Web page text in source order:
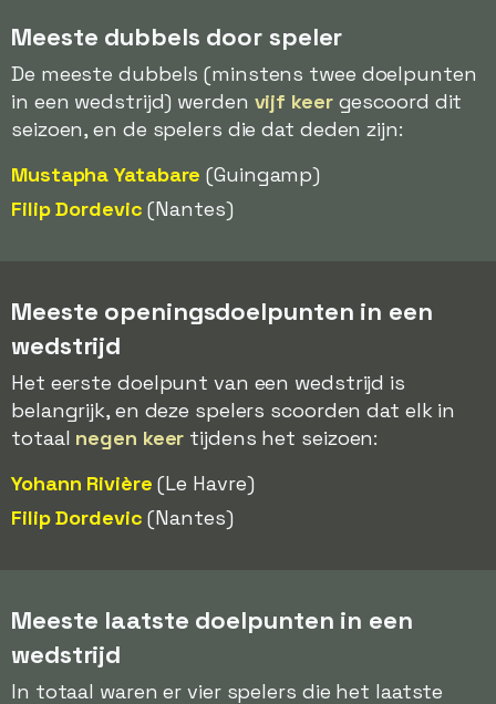
Meeste dubbels door speler
De meeste dubbels (minstens twee doelpunten
in een wedstrijd) werden vijf keergescoord dit
seizoen, en de spelers die dat deden zijn:
Mustapha Yatabare (Guingamp)
Filip Dordevic (Nantes)
Meeste openingsdoelpunten in een
wedstrijd
Het eerste doelpunt van een wedstrijd is
belangrijk, en deze spelers scoorden dat elk in
totaal negen keer tijdens het seizoen:
Yohann Rivière (Le Havre)
Filip Dordevic (Nantes)
Meeste laatste doelpunten in een
wedstrijd
In totaal waren er vier spelers die het laatste